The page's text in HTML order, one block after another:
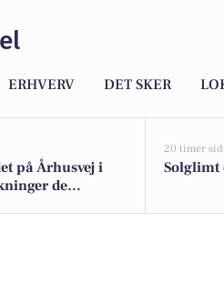
ERHVERV DET SKER
på Århusvej i
de
20 timer
Solglimt